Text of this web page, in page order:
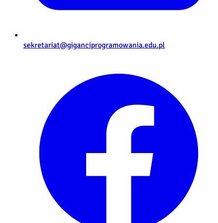
sekretariat@giganciprogramowania.edu.pl